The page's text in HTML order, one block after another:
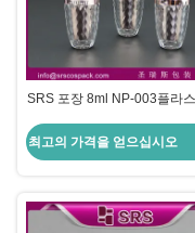
SRS 포장 8ml NP-003플라
최고의 가격을 얻으십시오